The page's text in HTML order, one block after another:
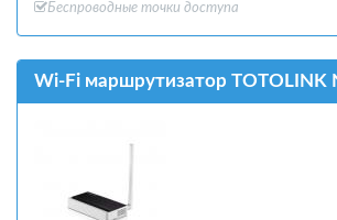
Беспроводные точки доступа
Wi-Fi маршрутизатор TOTOLINK